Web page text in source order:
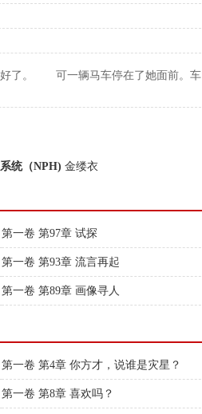
好了。 可一辆马车停在了她面前。车
统（NPH) 金缕衣
第一卷 第97章 试探
第一卷 第93章 流言再起
第一卷 第89章 画像寻人
第一卷 第4章 你方才，说谁是灾星？
第一卷 第8章 喜欢吗？